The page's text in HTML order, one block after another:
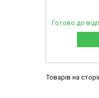
Готово до